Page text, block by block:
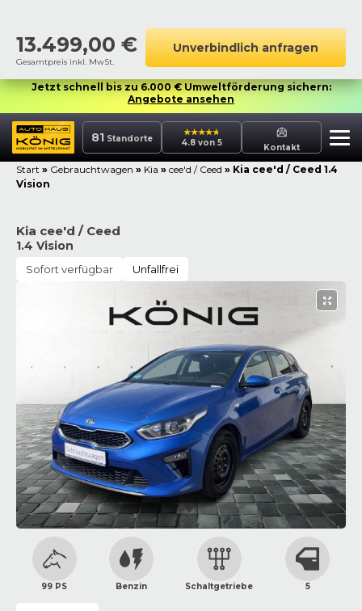
13.499,00 €
Gesamtpreis inkl. MwSt.
Unverbindlich anfragen
Jetzt schnell bis zu 6.000 € Umweltförderung sichern:
Angebote ansehen
81 Standorte 4.8 von 5 Kontakt
Start » Gebrauchtwagen » Kia » cee'd / Ceed » Kia cee'd / Ceed 1.4
Vision
Kia cee'd / Ceed
1.4 Vision
Sofort verfügbar Unfallfrei
99 PS Benzin Schaltgetriebe 5